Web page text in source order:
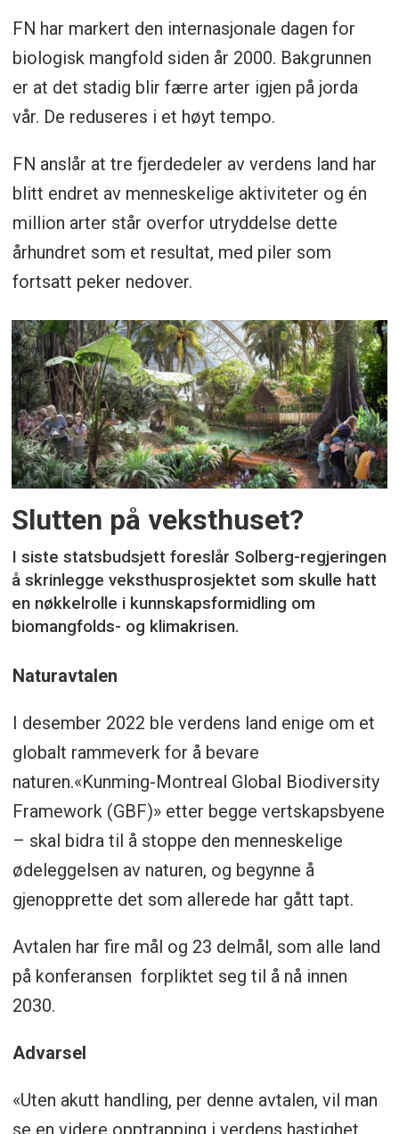
FN har markert den internasjonale dagen for
biologisk mangfold siden år 2000. Bakgrunnen
er at det stadig blir færre arter igjen på jorda
vår. De reduseres i et høyt tempo.
FN anslår at tre fjerdedeler av verdens land har
blitt endret av menneskelige aktiviteter og én
million arter står overfor utryddelse dette
århundret som et resultat, med piler som
fortsatt peker nedover.
Slutten på veksthuset?
I siste statsbudsjett foreslår Solberg-regjeringen
å skrinlegge veksthusprosjektet som skulle hatt
en nøkkelrolle i kunnskapsformidling om
biomangfolds- og klimakrisen.
Naturavtalen
I desember 2022 ble verdens land enige om et
globalt rammeverk for å bevare
naturen.«Kunming-Montreal Global Biodiversity
Framework (GBF)» etter begge vertskapsbyene
– skal bidra til å stoppe den menneskelige
ødeleggelsen av naturen, og begynne å
gjenopprette det som allerede har gått tapt.
Avtalen har fire mål og 23 delmål, som alle land
på konferansen forpliktet seg til å nå innen
2030.
Advarsel
«Uten akutt handling, per denne avtalen, vil man
se en videre opptrapping i verdens hastighet